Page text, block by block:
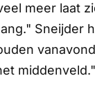
meer laat
Sneijder
middenveld."